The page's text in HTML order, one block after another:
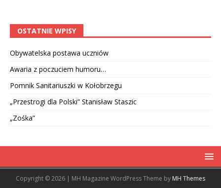
OSTATNIE WPISY
Obywatelska postawa uczniów
Awaria z poczuciem humoru…
Pomnik Sanitariuszki w Kołobrzegu
„Przestrogi dla Polski” Stanisław Staszic
„Zośka”
Copyright © 2026 | MH Magazine WordPress Theme by MH Themes